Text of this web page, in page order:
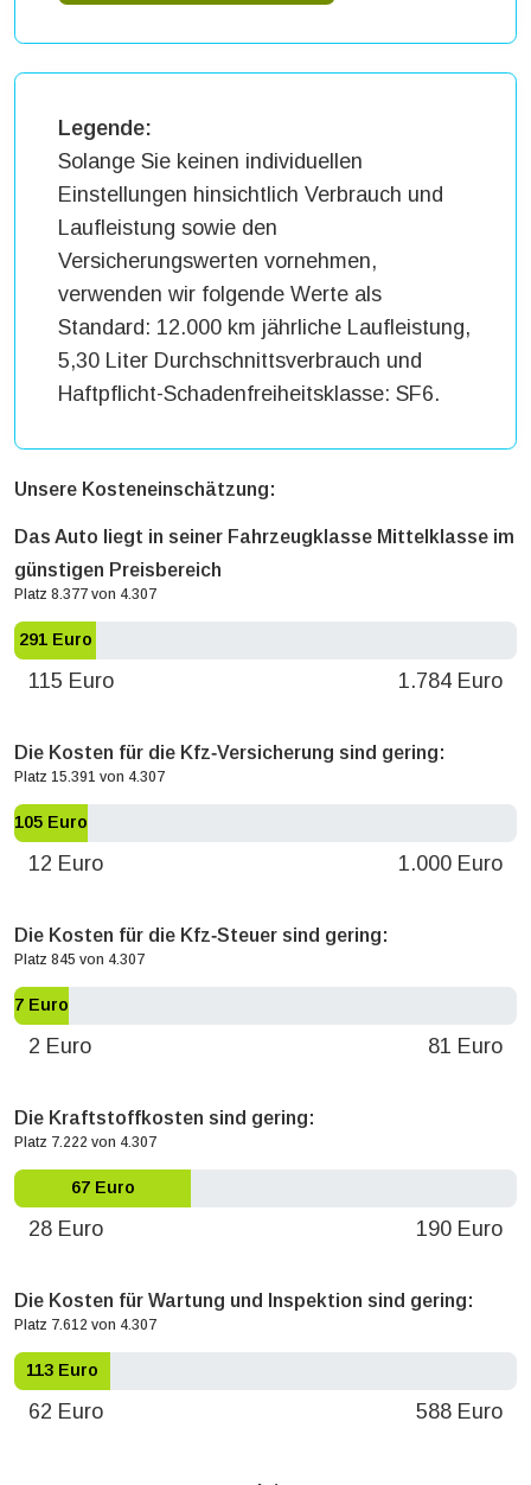
Legende:
Solange Sie keinen individuellen
Einstellungen hinsichtlich Verbrauch und
Laufleistung sowie den
Versicherungswerten vornehmen,
verwenden wir folgende Werte als
Standard: 12.000 km jährliche Laufleistung,
5,30 Liter Durchschnittsverbrauch und
Haftpflicht-Schadenfreiheitsklasse: SF6.
Unsere Kosteneinschätzung:
Das Auto liegt in seiner Fahrzeugklasse Mittelklasse im
günstigen Preisbereich
Platz 8.377 von 4.307
291 Euro
115 Euro 1.784 Euro
Die Kosten für die Kfz‐Versicherung sind gering:
Platz 15.391 von 4.307
105 Euro
12 Euro 1.000 Euro
Die Kosten für die Kfz‐Steuer sind gering:
Platz 845 von 4.307
7 Euro
2 Euro 81 Euro
Die Kraftstoffkosten sind gering:
Platz 7.222 von 4.307
67 Euro
28 Euro 190 Euro
Die Kosten für Wartung und Inspektion sind gering:
Platz 7.612 von 4.307
113 Euro
62 Euro 588 Euro